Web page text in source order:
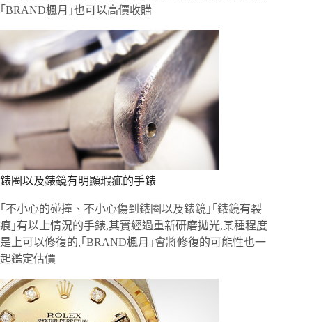
｢BRAND楓月｣也可以高價收購
錶圈以及錶鏡有明顯瑕疵的手錶
｢不小心的碰撞、不小心傷到錶圈以及錶鏡｣｢錶鏡有裂
痕｣有以上情況的手錶,其實經過重新研磨拋光,某種程度
是上可以修復的,｢BRAND楓月｣會將修復的可能性也一
起鑑定估價